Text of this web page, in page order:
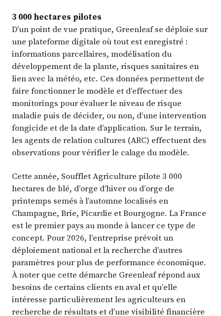
3 000 hectares pilotes
D’un point de vue pratique, Greenleaf se déploie sur
une plateforme digitale où tout est enregistré :
informations parcellaires, modélisation du
développement de la plante, risques sanitaires en
lien avec la météo, etc. Ces données permettent de
faire fonctionner le modèle et d’effectuer des
monitorings pour évaluer le niveau de risque
maladie puis de décider, ou non, d’une intervention
fongicide et de la date d’application. Sur le terrain,
les agents de relation cultures (ARC) effectuent des
observations pour vérifier le calage du modèle.
Cette année, Soufflet Agriculture pilote 3 000
hectares de blé, d’orge d’hiver ou d’orge de
printemps semés à l’automne localisés en
Champagne, Brie, Picardie et Bourgogne. La France
est le premier pays au monde à lancer ce type de
concept. Pour 2026, l’entreprise prévoit un
déploiement national et la recherche d’autres
paramètres pour plus de performance économique.
À noter que cette démarche Greenleaf répond aux
besoins de certains clients en aval et qu’elle
intéresse particulièrement les agriculteurs en
recherche de résultats et d’une visibilité financière